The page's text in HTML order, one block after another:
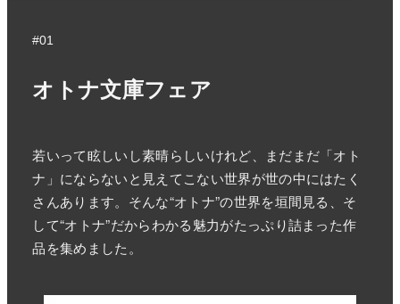
#01
オトナ文庫フェア
若いって眩しいし素晴らしいけれど、まだまだ「オト
ナ」にならないと見えてこない世界が世の中にはたく
さんあります。そんな“オトナ”の世界を垣間見る、そ
して“オトナ”だからわかる魅力がたっぷり詰まった作
品を集めました。